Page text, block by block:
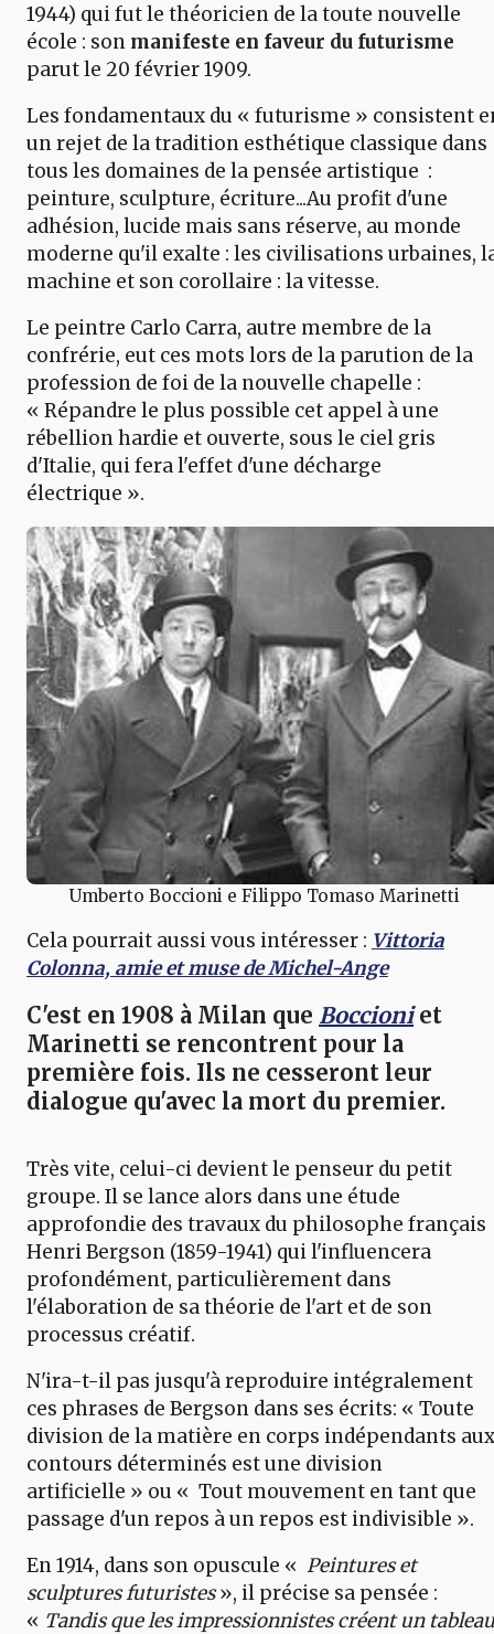
1944) qui fut le théoricien de la toute nouvelle
école : son manifeste en faveur du futurisme
parut le 20 février 1909.
Les fondamentaux du « futurisme » consistent
un rejet de la tradition esthétique classique dans
tous les domaines de la pensée artistique :
peinture, sculpture, écriture...Au profit d'une
adhésion, lucide mais sans réserve, au monde
moderne qu'il exalte : les civilisations urbaines,
machine et son corollaire : la vitesse.
Le peintre Carlo Carra, autre membre de la
confrérie, eut ces mots lors de la parution de la
profession de foi de la nouvelle chapelle :
« Répandre le plus possible cet appel à une
rébellion hardie et ouverte, sous le ciel gris
d'Italie, qui fera l'effet d'une décharge
électrique ».
Umberto Boccioni e Filippo Tomaso Marinetti
Cela pourrait aussi vous intéresser : Vittoria
Colonna, amie et muse de Michel-Ange
C'est en 1908 à Milan que Boccioniet
Marinetti se rencontrent pour la
première fois. Ils ne cesseront leur
dialogue qu'avec la mort du premier.
Très vite, celui-ci devient le penseur du petit
groupe. Il se lance alors dans une étude
approfondie des travaux du philosophe français
Henri Bergson (1859-1941) qui l'influencera
profondément, particulièrement dans
l'élaboration de sa théorie de l'art et de son
processus créatif.
N'ira-t-il pas jusqu'à reproduire intégralement
ces phrases de Bergson dans ses écrits: « Toute
division de la matière en corps indépendants aux
contours déterminés est une division
artificielle » ou « Tout mouvement en tant que
passage d'un repos à un repos est indivisible ».
En 1914, dans son opuscule « Peintures et
sculptures futuristes», il précise sa pensée :
« Tandis que les impressionnistes créent un tableau